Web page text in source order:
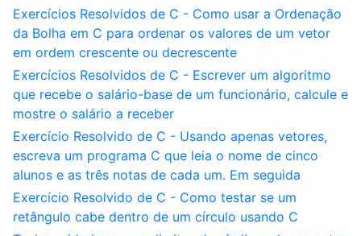
Exercícios Resolvidos de C - Como usar a Ordenação
da Bolha em C para ordenar os valores de um vetor
em ordem crescente ou decrescente
Exercícios Resolvidos de C - Escrever um algoritmo
que recebe o salário-base de um funcionário, calcule e
mostre o salário a receber
Exercício Resolvido de C - Usando apenas vetores,
escreva um programa C que leia o nome de cinco
alunos e as três notas de cada um. Em seguida
Exercício Resolvido de C - Como testar se um
retângulo cabe dentro de um círculo usando C